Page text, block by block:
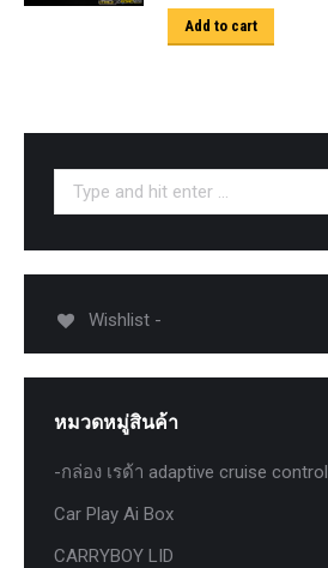
Add to cart
Search:
Wishlist -
หมวดหมู่สินค้า
-กล่อง เรด้า adaptive cruise control
Car Play Ai Box
CARRYBOY LID